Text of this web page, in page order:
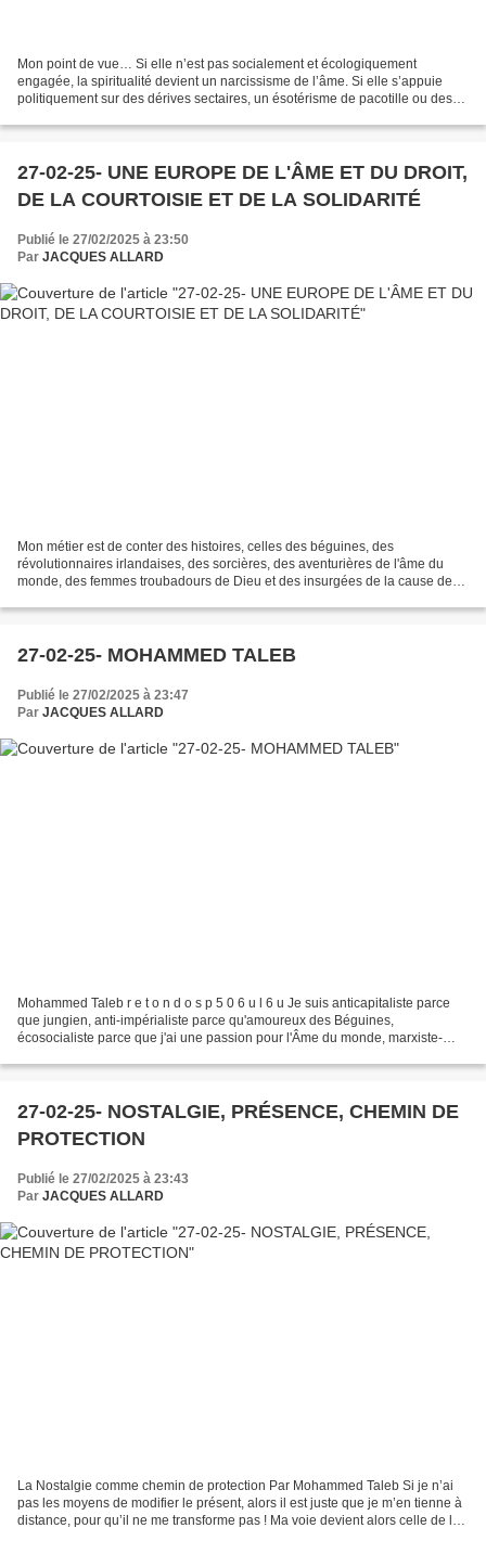
Mon point de vue… Si elle n’est pas socialement et écologiquement
engagée, la spiritualité devient un narcissisme de l’âme. Si elle s’appuie
politiquement sur des dérives sectaires, un ésotérisme de pacotille ou des
27-02-25- UNE EUROPE DE L'ÂME ET DU DROIT,
DE LA COURTOISIE ET DE LA SOLIDARITÉ
Publié le 27/02/2025 à 23:50
Par JACQUES ALLARD
Mon métier est de conter des histoires, celles des béguines, des
révolutionnaires irlandaises, des sorcières, des aventurières de l'âme du
monde, des femmes troubadours de Dieu et des insurgées de la cause des
27-02-25- MOHAMMED TALEB
Publié le 27/02/2025 à 23:47
Par JACQUES ALLARD
Mohammed Taleb r e t o n d o s p 5 0 6 u l 6 u Je suis anticapitaliste parce
que jungien, anti-impérialiste parce qu'amoureux des Béguines,
écosocialiste parce que j'ai une passion pour l'Âme du monde, marxiste-
27-02-25- NOSTALGIE, PRÉSENCE, CHEMIN DE
PROTECTION
Publié le 27/02/2025 à 23:43
Par JACQUES ALLARD
La Nostalgie comme chemin de protection Par Mohammed Taleb Si je n’ai
pas les moyens de modifier le présent, alors il est juste que je m’en tienne à
distance, pour qu’il ne me transforme pas ! Ma voie devient alors celle de la